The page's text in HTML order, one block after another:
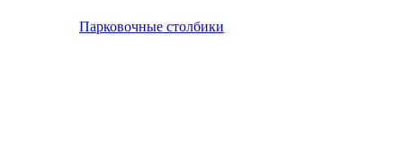
Парковочные столбики